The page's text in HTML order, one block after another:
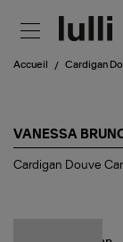
Accueil Cardigan
VANESSA
Cardigan
Cardigan Douve